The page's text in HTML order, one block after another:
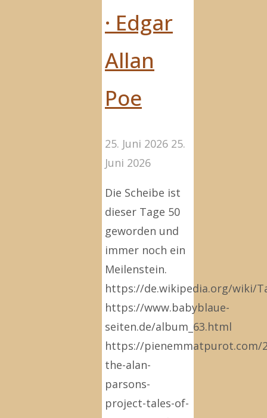
· Edgar
Allan
Poe
25. Juni 2026 25.
Juni 2026
Die Scheibe ist
dieser Tage 50
geworden und
immer noch ein
Meilenstein.
https://de.wikipedia.org/wiki/
https://www.babyblaue-
seiten.de/album_63.html
https://pienemmatpurot.com/
the-alan-
parsons-
project-tales-of-